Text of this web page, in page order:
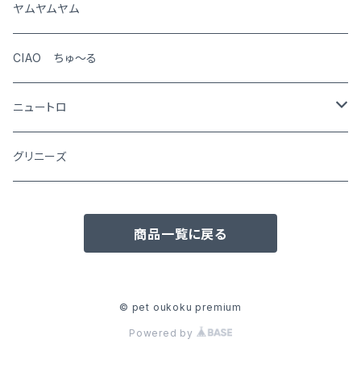
猫
ヤムヤムヤム
CIAO ちゅ～る
ニュートロ
シュプレモ
ワイルドレシピ
グリニーズ
商品一覧に戻る
© pet oukoku premium
Powered by